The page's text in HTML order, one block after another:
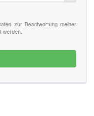
zur Beantwortung meiner
werden.